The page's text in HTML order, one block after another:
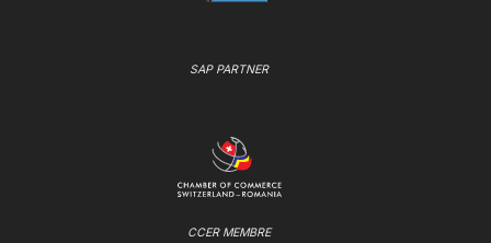
SAP PARTNER
CCER MEMBRE